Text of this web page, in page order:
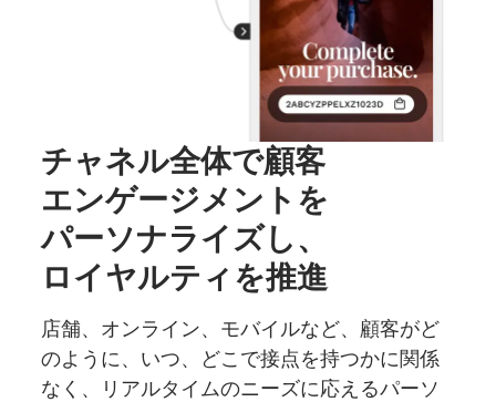
チャネル全体で顧客
エンゲージメントを
パーソナライズし、
ロイヤルティを推進
店舗、オンライン、モバイルなど、顧客がど
のように、いつ、どこで接点を持つかに関係
なく、リアルタイムのニーズに応えるパーソ